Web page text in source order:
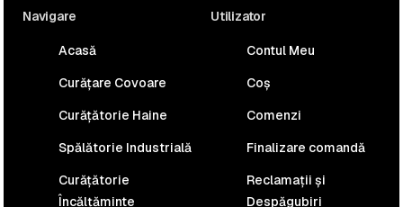
Navigare
Acasă
Curățare Covoare
Curățătorie Haine
Spălătorie Industrială
Curățătorie
Încălțăminte
Utilizator
Contul Meu
Coș
Comenzi
Finalizare comandă
Reclamații și
Despăgubiri